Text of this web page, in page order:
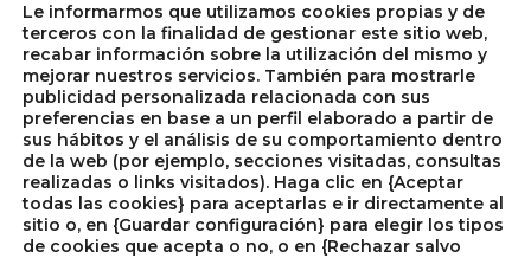
Información
Mi cuenta
Politica de Privacidad
Política de Devoluciones
Política de Cookies
Copyright © 2026 SIE Electrodomésticos en CDMX |
Le informarmos que utilizamos cookies propias y de
terceros con la finalidad de gestionar este sitio web,
recabar información sobre la utilización del mismo y
mejorar nuestros servicios. También para mostrarle
publicidad personalizada relacionada con sus
preferencias en base a un perfil elaborado a partir de
sus hábitos y el análisis de su comportamiento dentro
de la web (por ejemplo, secciones visitadas, consultas
realizadas o links visitados). Haga clic en {Aceptar
todas las cookies} para aceptarlas e ir directamente al
sitio o, en {Guardar configuración} para elegir los tipos
de cookies que acepta o no, o en {Rechazar salvo